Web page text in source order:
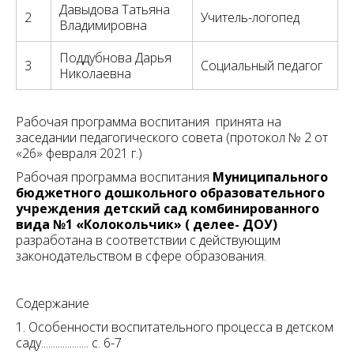
2
Давыдова Татьяна
Владимировна
Учитель-логопед
3
Поддубнова Дарья
Николаевна
Социальный педагог
Рабочая программа воспитания принята на
заседании педагогического совета (протокол № 2 от
«26» февраля 2021 г.)
Рабочая программа воспитания Муниципального
бюджетного дошкольного образовательного
учреждения детский сад комбинированного
вида №1 «Колокольчик» ( делее- ДОУ)
разработана в соответствии с действующим
законодательством в сфере образования.
Содержание
1. Особенности воспитательного процесса в детском
саду.................... с. 6-7